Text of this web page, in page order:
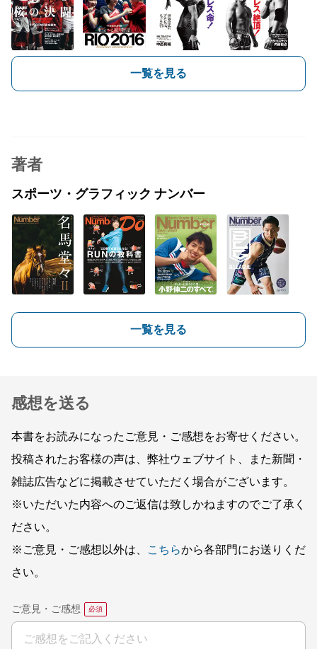
一覧を見る
著者
スポーツ・グラフィック ナンバー
一覧を見る
感想を送る
本書をお読みになったご意見・ご感想をお寄せください。
投稿されたお客様の声は、弊社ウェブサイト、また新聞・
雑誌広告などに掲載させていただく場合がございます。
※いただいた内容へのご返信は致しかねますのでご了承く
ださい。
※ご意見・ご感想以外は、
こちらから各部門にお送りくだ
さい。
ご意見・ご感想